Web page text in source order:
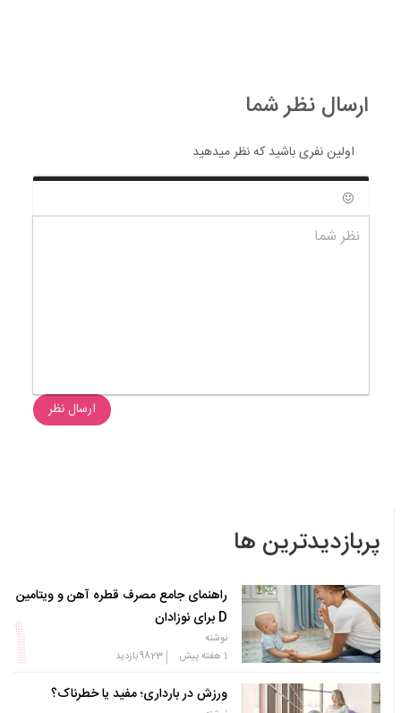
ارسال نظر شما
اولین نفری باشید که نظر میدهید
شکلک ها
نظر شما
ارسال نظر
پربازدیدترین ها
راهنمای جامع مصرف قطره آهن و ویتامین
D برای نوزادان
نوشته
1 هفته پیش
|
9823بازدید
ورزش در بارداری؛ مفید یا خطرناک؟